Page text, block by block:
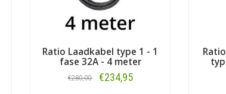
Ratio Laadkabel type 1 - 1
fase 32A - 4 meter
€280,00 €234,95